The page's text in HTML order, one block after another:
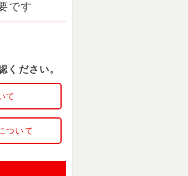
です
ください。
て
ついて